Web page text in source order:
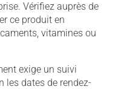
Vérifiez auprès de
ce produit en
vitamines ou
exige un suivi
les dates de rendez-